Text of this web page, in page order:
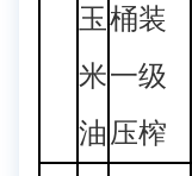
玉
米
油
桶装
一级
压榨